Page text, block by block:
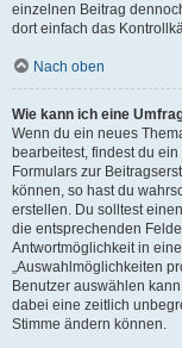
einzelnen Beitrag
dort einfach das
Nach oben
Wie kann ich eine
Wenn du ein neues
bearbeitest, findest du
Formulars zur
können, so hast du
erstellen. Du solltest
die entsprechenden
Antwortmöglichkeit in
„Auswahlmöglichkeiten
Benutzer auswählen
dabei eine zeitlich
Stimme ändern können.